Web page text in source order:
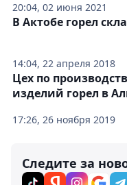
20:04, 02 июня 2021
14:04, 22 апреля 2018
В Актобе горел
17:26, 26 ноября 2019
Цех по
изделий горел в
Следите за